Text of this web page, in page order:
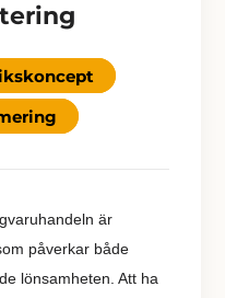
är
påverkar både
lönsamheten. Att ha